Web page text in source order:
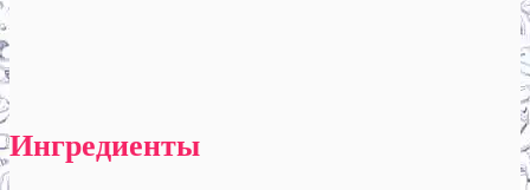
Ингредиенты